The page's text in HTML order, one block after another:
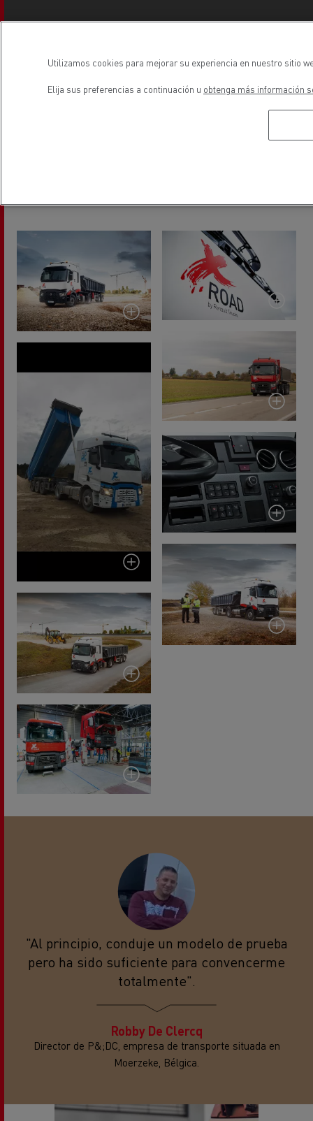
DESCARGAR EL FOLLETO
Document
"Al principio, conduje un modelo de prueba
pero ha sido suficiente para convencerme
totalmente".
Robby De Clercq
Director de P&;DC, empresa de transporte situada en
Moerzeke, Bélgica.
ENCUENTRA TU
Utilizamos cookies para mejorar su experiencia en nuestro sitio
Elija sus preferencias a continuación u obtenga más información